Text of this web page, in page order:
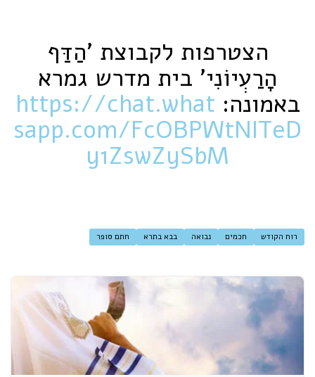
הצטרפות לקבוצת 'הַדַּף
הָרַעְיוֹנִי' בית מדרש גמרא
באמונה: https://chat.what
sapp.com/FcOBPWtNITeD
y1ZswZySbM
רוח הקודש חכמים נבואה בבא בתרא חתם סופר